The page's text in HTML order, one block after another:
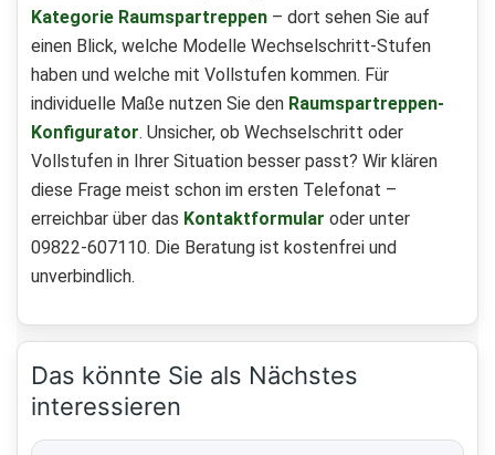
Kategorie Raumspartreppen – dort sehen Sie auf
einen Blick, welche Modelle Wechselschritt-Stufen
haben und welche mit Vollstufen kommen. Für
individuelle Maße nutzen Sie den Raumspartreppen-
Konfigurator. Unsicher, ob Wechselschritt oder
Vollstufen in Ihrer Situation besser passt? Wir klären
diese Frage meist schon im ersten Telefonat –
erreichbar über das Kontaktformular oder unter
09822-607110. Die Beratung ist kostenfrei und
unverbindlich.
Das könnte Sie als Nächstes
interessieren